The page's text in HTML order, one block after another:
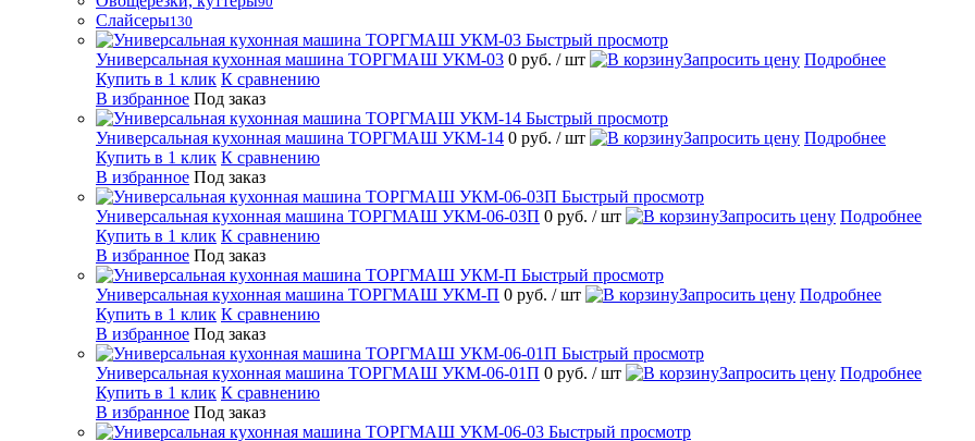
Слайсеры130
Быстрый просмотр
Универсальная кухонная машина ТОРГМАШ УКМ-03 0 руб. / шт Запросить цену Подробнее
Купить в 1 клик К сравнению
В избранное Под заказ
Быстрый просмотр
Универсальная кухонная машина ТОРГМАШ УКМ-14 0 руб. / шт Запросить цену Подробнее
Купить в 1 клик К сравнению
В избранное Под заказ
Быстрый просмотр
Универсальная кухонная машина ТОРГМАШ УКМ-06-03П 0 руб. / шт Запросить цену Подробнее
Купить в 1 клик К сравнению
В избранное Под заказ
Быстрый просмотр
Универсальная кухонная машина ТОРГМАШ УКМ-П 0 руб. / шт Запросить цену Подробнее
Купить в 1 клик К сравнению
В избранное Под заказ
Быстрый просмотр
Универсальная кухонная машина ТОРГМАШ УКМ-06-01П 0 руб. / шт Запросить цену Подробнее
Купить в 1 клик К сравнению
В избранное Под заказ
Быстрый просмотр